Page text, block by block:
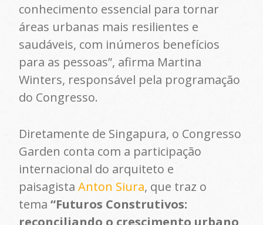
conhecimento essencial para tornar
áreas urbanas mais resilientes e
saudáveis, com inúmeros benefícios
para as pessoas”, afirma Martina
Winters, responsável pela programação
do Congresso.
Diretamente de Singapura, o Congresso
Garden conta com a participação
internacional do arquiteto e
paisagistaAnton Siura, que traz o
tema“Futuros Construtivos:
reconciliando o crescimento urbano